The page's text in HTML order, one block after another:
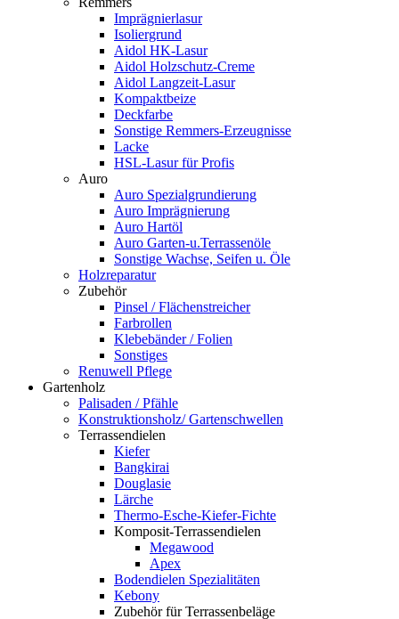
Imprägnierlasur
Isoliergrund
Aidol HK-Lasur
Aidol Holzschutz-Creme
Aidol Langzeit-Lasur
Kompaktbeize
Deckfarbe
Sonstige Remmers-Erzeugnisse
Lacke
HSL-Lasur für Profis
Auro
Auro Spezialgrundierung
Auro Imprägnierung
Auro Hartöl
Auro Garten-u.Terrassenöle
Sonstige Wachse, Seifen u. Öle
Holzreparatur
Zubehör
Pinsel / Flächenstreicher
Farbrollen
Klebebänder / Folien
Sonstiges
Renuwell Pflege
Gartenholz
Palisaden / Pfähle
Konstruktionsholz/ Gartenschwellen
Terrassendielen
Kiefer
Bangkirai
Douglasie
Lärche
Thermo-Esche-Kiefer-Fichte
Komposit-Terrassendielen
Megawood
Apex
Bodendielen Spezialitäten
Kebony
Zubehör für Terrassenbeläge